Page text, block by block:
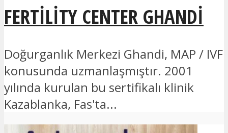
FERTILITY CENTER GHANDI
Doğurganlık Merkezi Ghandi, MAP / IVF
konusunda uzmanlaşmıştır. 2001
yılında kurulan bu sertifikalı klinik
Kazablanka, Fas'ta...